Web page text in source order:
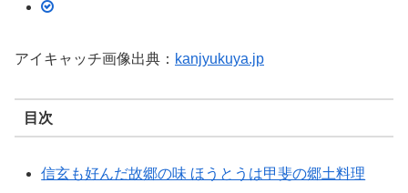
アイキャッチ画像出典： kanjyukuya.jp
目次
信玄も好んだ故郷の味 ほうとうは甲斐の郷土料理